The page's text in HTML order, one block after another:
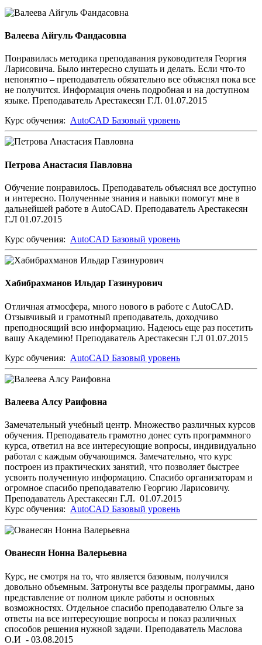
Валеева Айгуль Фандасовна
Понравилась методика преподавания руководителя Георгия
Ларисовича. Было интересно слушать и делать. Если что-то
непонятно – преподаватель обязательно все объяснял пока все
не получится. Информация очень подробная и на доступном
языке. Преподаватель Арестакесян Г.Л. 01.07.2015
Курс обучения: AutoCAD Базовый уровень
Петрова Анастасия Павловна
Обучение понравилось. Преподаватель объяснял все доступно
и интересно. Полученные знания и навыки помогут мне в
дальнейшей работе в AutoCAD. Преподаватель Арестакесян
Г.Л 01.07.2015
Курс обучения: AutoCAD Базовый уровень
Хабибрахманов Ильдар Газинурович
Отличная атмосфера, много нового в работе с AutoCAD.
Отзывчивый и грамотный преподаватель, доходчиво
преподносящий всю информацию. Надеюсь еще раз посетить
вашу Академию! Преподаватель Арестакесян Г.Л 01.07.2015
Курс обучения: AutoCAD Базовый уровень
Валеева Алсу Раифовна
Замечательный учебный центр. Множество различных курсов
обучения. Преподаватель грамотно донес суть программного
курса, ответил на все интересующие вопросы, индивидуально
работал с каждым обучающимся. Замечательно, что курс
построен из практических занятий, что позволяет быстрее
усвоить полученную информацию. Спасибо организаторам и
огромное спасибо преподавателю Георгию Ларисовичу.
Преподаватель Арестакесян Г.Л. 01.07.2015
Курс обучения: AutoCAD Базовый уровень
Ованесян Нонна Валерьевна
Курс, не смотря на то, что является базовым, получился
довольно объемным. Затронуты все разделы программы, дано
представление от полном цикле работы и основных
возможностях. Отдельное спасибо преподавателю Ольге за
ответы на все интересующие вопросы и показ различных
способов решения нужной задачи. Преподаватель Маслова
О.И - 03.08.2015